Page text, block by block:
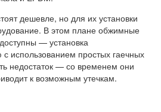
дешевле, но для их установки
В этом плане обжимные
— установка
использованием простых гаечных
недостаток — со временем они
к возможным утечкам.